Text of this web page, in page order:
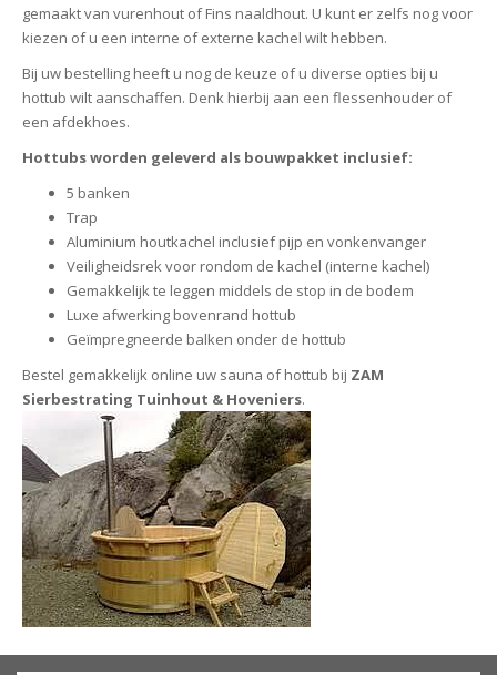
gemaakt van vurenhout of Fins naaldhout. U kunt er zelfs nog voor
kiezen of u een interne of externe kachel wilt hebben.
Bij uw bestelling heeft u nog de keuze of u diverse opties bij u
hottub wilt aanschaffen. Denk hierbij aan een flessenhouder of
een afdekhoes.
Hottubs worden geleverd als bouwpakket inclusief:
5 banken
Trap
Aluminium houtkachel inclusief pijp en vonkenvanger
Veiligheidsrek voor rondom de kachel (interne kachel)
Gemakkelijk te leggen middels de stop in de bodem
Luxe afwerking bovenrand hottub
Geïmpregneerde balken onder de hottub
Bestel gemakkelijk online uw sauna of hottub bij ZAM
Sierbestrating Tuinhout & Hoveniers.